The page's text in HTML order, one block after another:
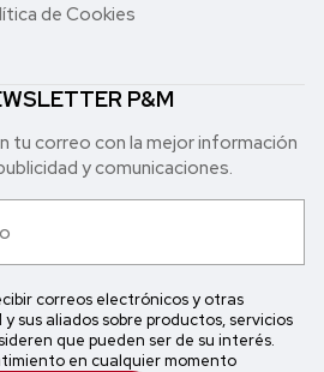
de Cookies
P&M
tu correo con la mejor in formación
y comunicaciones.
correos electrónicos y otras
sus aliados sobre productos, servicios
que pueden ser de su interés.
en cualquier momento